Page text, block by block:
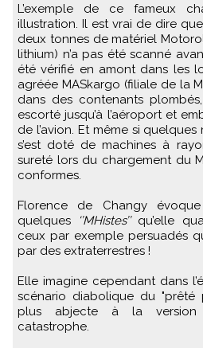
L’exemple de ce fameux
illustration. Il est vrai de dire
deux tonnes de matériel
lithium) n’a pas été scanné
été vérifié en amont dans les
agréée MASkargo (filiale de la
dans des contenants
escorté jusqu’à l’aéroport et
de l’avion. Et même si
s’est doté de machines à
sureté lors du chargement du
conformes.
Florence de Changy
quelques
‘’MHistes’’qu’elle
ceux par exemple persuadés
par des extraterrestres !
Elle imagine cependant dans
scénario diabolique du "prêté
plus abjecte à la version
catastrophe.